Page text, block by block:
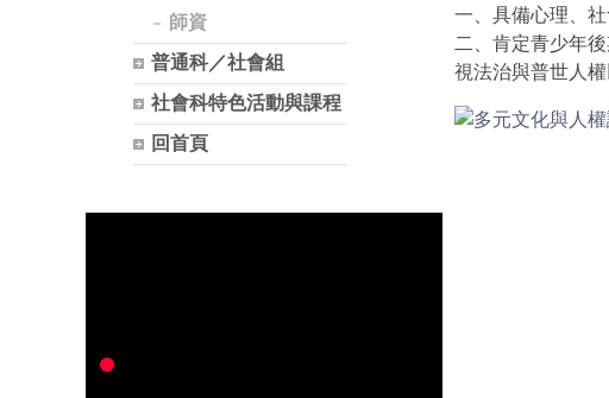
師資
普通科／社會組
社會科特色活動與課程
回首頁
一、具備心理、
二、肯定青少年
視法治與普世人